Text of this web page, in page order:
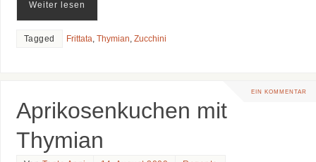
Weiter lesen
Tagged Frittata, Thymian, Zucchini
EIN KOMMENTAR
Aprikosenkuchen mit
Thymian